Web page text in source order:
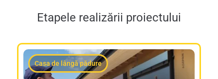
Etapele realizării proiectului
Casa de lângă pădure